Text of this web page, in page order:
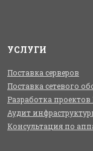
УСЛУГИ
Поставка серверов
Поставка сетевого
Разработка
Аудит
Консультация по